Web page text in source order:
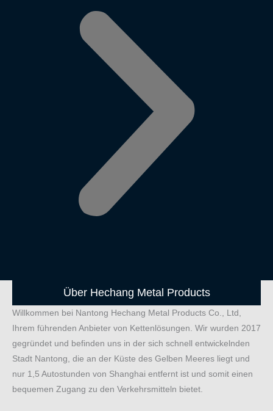
Über Hechang Metal Products
Willkommen bei Nantong Hechang Metal Products Co., Ltd,
Ihrem führenden Anbieter von Kettenlösungen. Wir wurden 2017
gegründet und befinden uns in der sich schnell entwickelnden
Stadt Nantong, die an der Küste des Gelben Meeres liegt und
nur 1,5 Autostunden von Shanghai entfernt ist und somit einen
bequemen Zugang zu den Verkehrsmitteln bietet.